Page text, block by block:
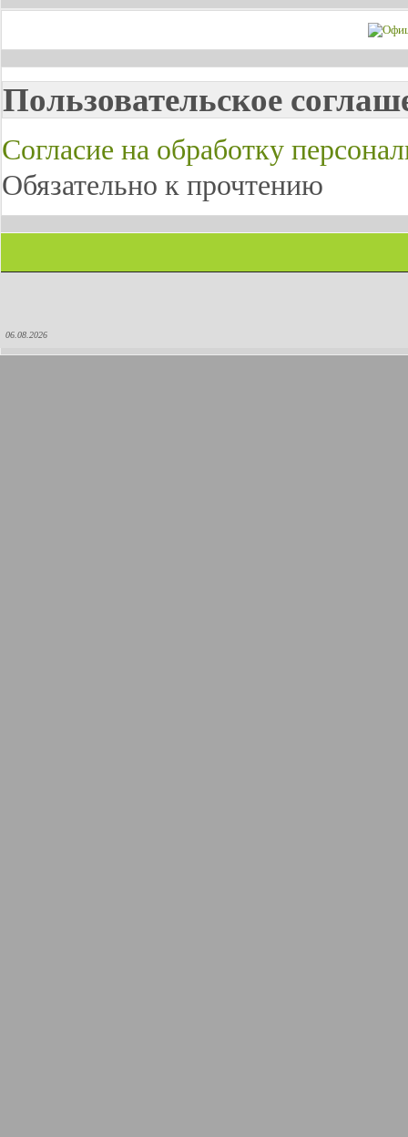
Пользовательское
Согласие на обработку
Обязательно к прочтению
06.08.2026